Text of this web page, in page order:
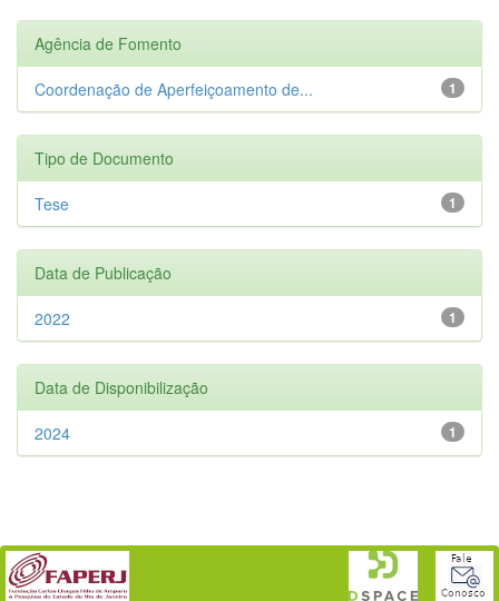
Agência de Fomento
1
Coordenação de Aperfeiçoamento de...
Tipo de Documento
1
Tese
Data de Publicação
1
2022
Data de Disponibilização
1
2024